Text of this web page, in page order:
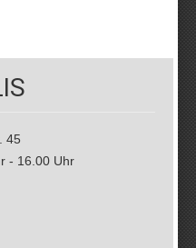
45
- 16.00 Uhr